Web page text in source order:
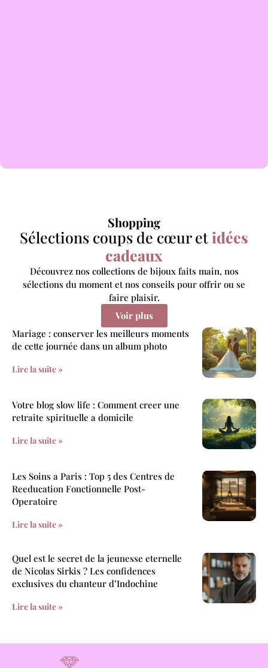
Shopping
Sélections coups de cœur etidées
cadeaux
Découvrez nos collections de bijoux faits main, nos
sélections du moment et nos conseils pour offrir ou se
faire plaisir.
Voir plus
Mariage : conserver les meilleurs moments
de cette journée dans un album photo
Lire la suite »
Votre blog slow life : Comment creer une
retraite spirituelle a domicile
Lire la suite »
Les Soins a Paris : Top 5 des Centres de
Reeducation Fonctionnelle Post-
Operatoire
Lire la suite »
Quel est le secret de la jeunesse eternelle
de Nicolas Sirkis ? Les confidences
exclusives du chanteur d’Indochine
Lire la suite »